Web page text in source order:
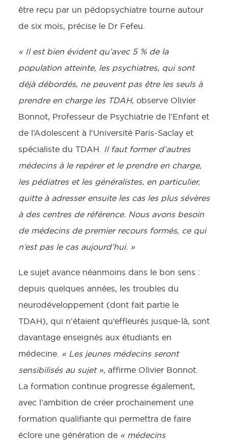
être reçu par un pédopsychiatre tourne autour
de six mois, précise le Dr Fefeu.
« Il est bien évident qu’avec 5 % de la
population atteinte, les psychiatres, qui sont
déjà débordés, ne peuvent pas être les seuls à
prendre en charge les TDAH, observe Olivier
Bonnot, Professeur de Psychiatrie de l’Enfant et
de l’Adolescent à l’Université Paris-Saclay et
spécialiste du TDAH.
Il faut former d’autres
médecins à le repérer et le prendre en charge,
les pédiatres et les généralistes, en particulier,
quitte à adresser ensuite les cas les plus sévères
à des centres de référence. Nous avons besoin
de médecins de premier recours formés, ce qui
n’est pas le cas aujourd’hui. »
Le sujet avance néanmoins dans le bon sens :
depuis quelques années, les troubles du
neurodéveloppement (dont fait partie le
TDAH), qui n’étaient qu’effleurés jusque-là, sont
davantage enseignés aux étudiants en
médecine.
« Les jeunes médecins seront
sensibilisés au sujet », affirme Olivier Bonnot.
La formation continue progresse également,
avec l’ambition de créer prochainement une
formation qualifiante qui permettra de faire
éclore une génération de « médecins